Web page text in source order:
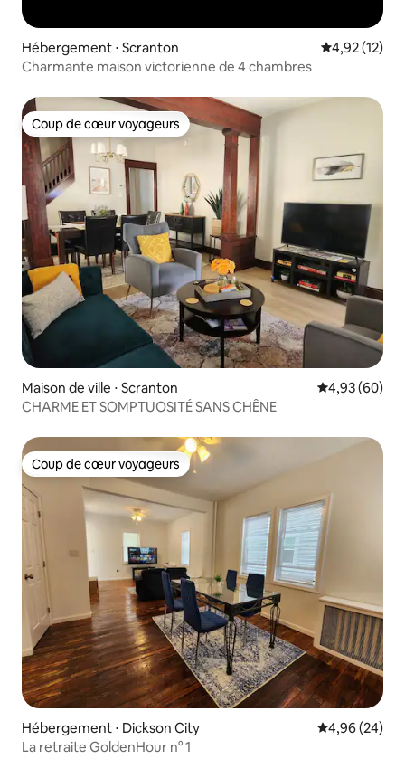
Hébergement ⋅ Scranton Évaluation
4,92 (12)
Charmante maison victorienne de 4 chambres
Coup de cœur voyageurs
Coup de cœur voyageurs
Maison de ville ⋅ Scranton Évaluation
4,93 (60)
CHARME ET SOMPTUOSITÉ SANS CHÊNE
Coup de cœur voyageurs
Coup de cœur voyageurs
Hébergement ⋅ Dickson City Évaluation
4,96 (24)
La retraite GoldenHour n° 1